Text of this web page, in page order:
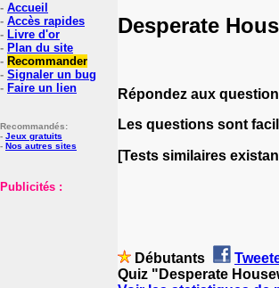
- Accueil
- Accès rapides
- Livre d'or
- Plan du site
- Recommander
- Signaler un bug
- Faire un lien
Recommandés:
- Jeux gratuits
- Nos autres sites
Publicités :
Desperate
Répondez aux
Les questions sont
[Tests similaires
Débutants
Quiz "Desperate